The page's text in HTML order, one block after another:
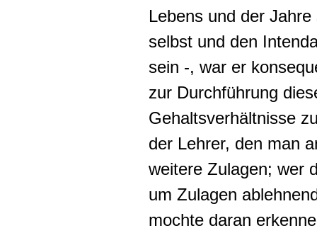
Lebens und der
selbst und den
sein -, war er
zur Durchführung
Gehaltsverhältnisse
der Lehrer, den man
weitere Zulagen; wer
um Zulagen
mochte daran